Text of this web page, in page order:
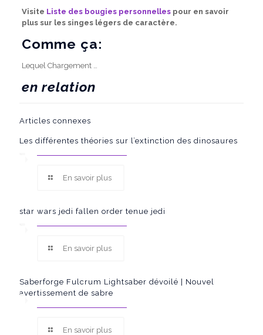
Visite Liste des bougies personnellespour en savoir
plus sur les singes légers de caractère.
Comme ça:
Lequel Chargement …
en relation
Articles connexes
Les différentes théories sur l’extinction des dinosaures
En savoir plus
star wars jedi fallen order tenue jedi
En savoir plus
Saberforge Fulcrum Lightsaber dévoilé | Nouvel
avertissement de sabre
En savoir plus